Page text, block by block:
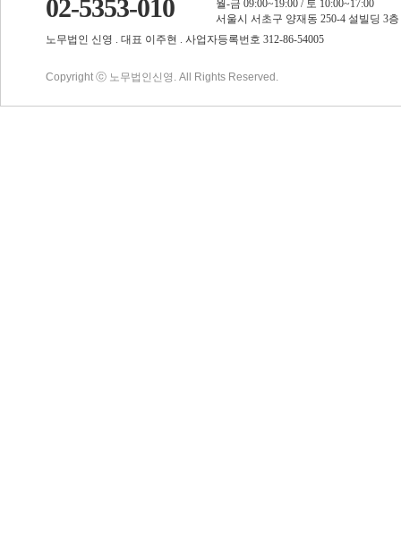
02-5353-010
월-금 09:00~19:00 / 토 10:00~17:00
서울시 서초구 양재동 250-4 설빌딩 3층
노무법인 신영 . 대표 이주현 . 사업자등록번호 312-86-54005
Copyright ⓒ 노무법인신영. All Rights Reserved.